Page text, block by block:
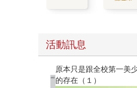
活動訊息
原本只是跟全校第一美少女商量
的存在（１）